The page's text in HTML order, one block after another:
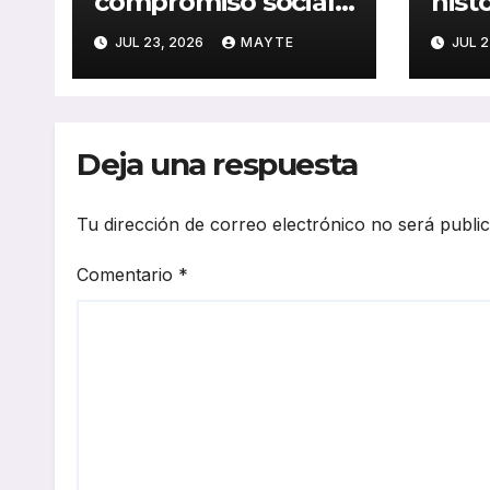
y medioambiental
con la publicación
de su Memoria de
JUL 23, 2026 MAYTE
del
JUL
Deja una respuesta
Tu dirección de correo electrónico no será
Comentario *